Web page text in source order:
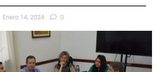
Enero 14, 2024 0